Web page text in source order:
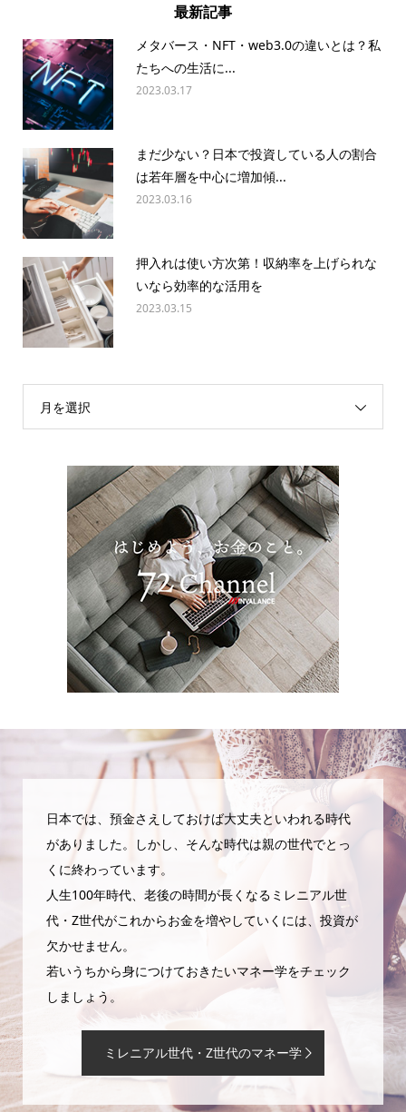
最新記事
メタバース・NFT・web3.0の違いとは？私
たちへの生活に...
2023.03.17
まだ少ない？日本で投資している人の割合
は若年層を中心に増加傾...
2023.03.16
押入れは使い方次第！収納率を上げられな
いなら効率的な活用を
2023.03.15
月を選択
日本では、預金さえしておけば大丈夫といわれる時代
がありました。しかし、そんな時代は親の世代でとっ
くに終わっています。
人生100年時代、老後の時間が長くなるミレニアル世
代・Z世代がこれからお金を増やしていくには、投資が
欠かせません。
若いうちから身につけておきたいマネー学をチェック
しましょう。
ミレニアル世代・Z世代のマネー学